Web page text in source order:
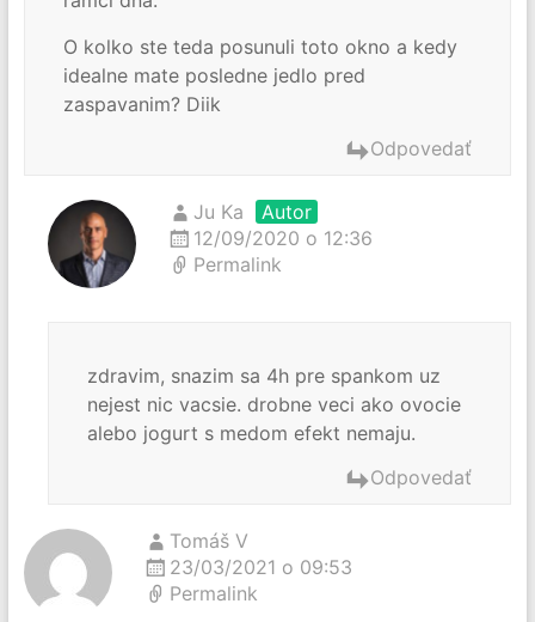
O kolko ste teda posunuli toto okno a kedy
idealne mate posledne jedlo pred
zaspavanim? Diik
Odpovedať
Ju Ka
Autor
12/09/2020 o 12:36
Permalink
zdravim, snazim sa 4h pre spankom uz
nejest nic vacsie. drobne veci ako ovocie
alebo jogurt s medom efekt nemaju.
Odpovedať
Tomáš V
23/03/2021 o 09:53
Permalink